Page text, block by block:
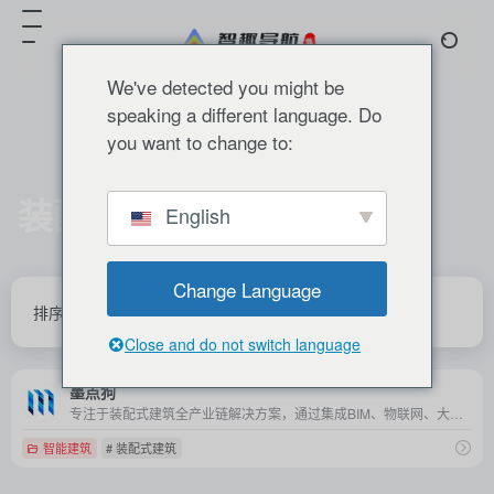
装配式建筑
排序 发布 更新 浏览 点赞
墨点狗
智能建筑 # 装配式建筑
We've detected you might be
speaking a different language. Do
you want to change to:
English
Change Language
Close and do not switch language